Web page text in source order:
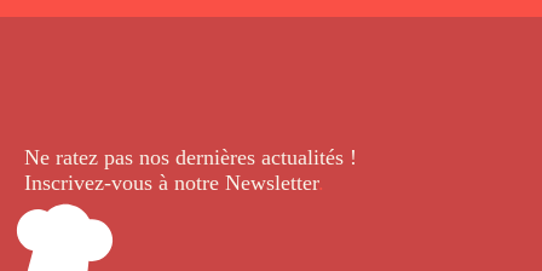
Ne ratez pas nos dernières actualités !
Inscrivez-vous à notre Newsletter.